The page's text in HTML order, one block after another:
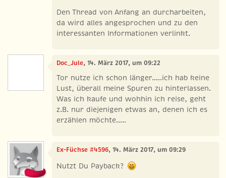
Den Thread von Anfang an durcharbeiten,
da wird alles angesprochen und zu den
interessanten Informationen verlinkt.
Doc_Jule, 14. März 2017, um 09:22
Tor nutze ich schon länger.....ich hab keine
Lust, überall meine Spuren zu hinterlassen.
Was ich kaufe und wohhin ich reise, geht
z.B. nur diejenigen etwas an, denen ich es
erzählen möchte.....
Ex-Füchse #4596, 14. März 2017, um 09:29
Nutzt Du Payback?